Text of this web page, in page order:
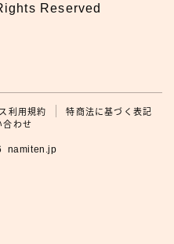
Reserved
利用規約
特商法に基づく表記
合わせ
namiten.jp